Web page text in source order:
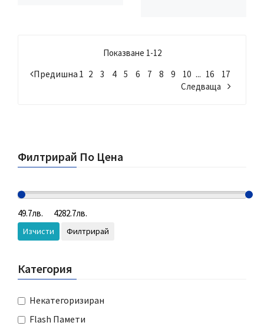
Филтрирай По Цена
Изчисти Филтрирай
Категория
Некатегоризиран
Flash Памети
Показване 1-12
Предишна 1 2 3 4 5 6 7 8 9 10 ... 16
17
Следваща